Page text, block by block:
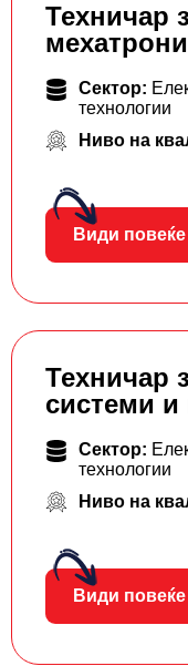
Техничар
Сектор:
технологии
Ниво на
Види повеќе
Техничар
системи
Сектор:
технологии
Ниво на
Види повеќе